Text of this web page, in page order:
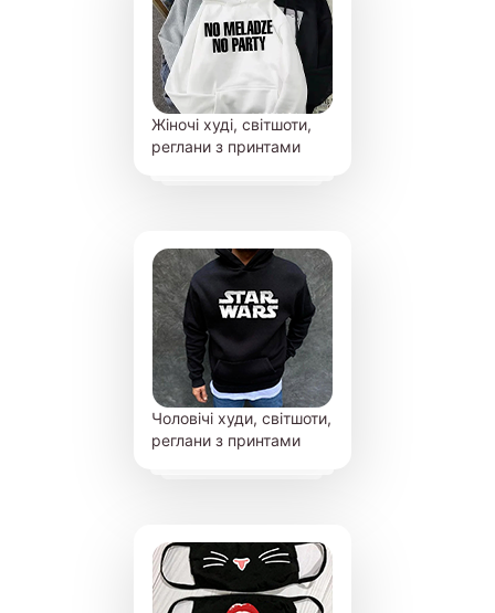
Жіночі худі, світшоти,
реглани з принтами
Чоловічі худи, світшоти,
реглани з принтами